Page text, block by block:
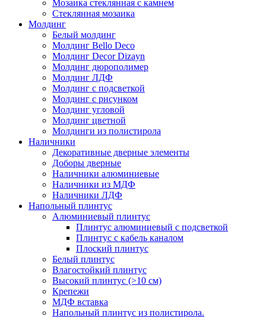
Мозаика стеклянная с камнем
Стеклянная мозаика
Молдинг
Белый молдинг
Молдинг Bello Deco
Молдинг Decor Dizayn
Молдинг дюрополимер
Молдинг ЛДФ
Молдинг с подсветкой
Молдинг с рисунком
Молдинг угловой
Молдинг цветной
Молдинги из полистирола
Наличники
Декоративные дверные элементы
Доборы дверные
Наличники алюминиевые
Наличники из МДФ
Наличники ЛДФ
Напольный плинтус
Алюминиевый плинтус
Плинтус алюминиевый с подсветкой
Плинтус с кабель каналом
Плоский плинтус
Белый плинтус
Влагостойкий плинтус
Высокий плинтус (>10 см)
Крепежи
МДФ вставка
Напольный плинтус из полистирола.